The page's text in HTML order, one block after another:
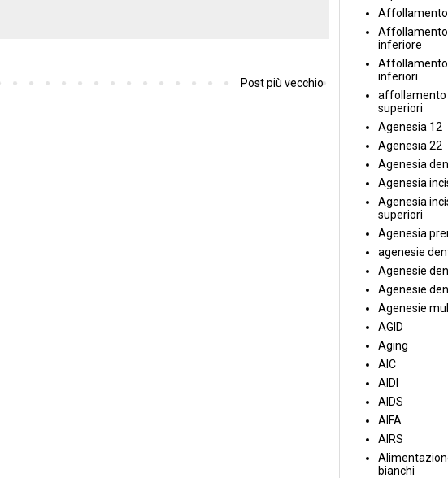
Post più vecchio
inferiore
Affollamento
inferiori
affollamento
superiori
Agenesia 12
Agenesia 22
Agenesia
Agenesia
Agenesia
superiori
Agenesia
agenesie
Agenesie
Agenesie
Agenesie
AGID
Aging
AIC
AIDI
AIDS
AIFA
AIRS
bianchi